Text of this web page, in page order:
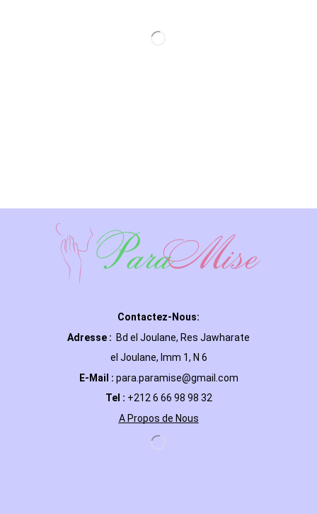
Contactez-Nous:
Adresse : Bd el Joulane, Res Jawharate
el Joulane, Imm 1, N 6
E-Mail : para.paramise@gmail.com
Tel : +212 6 66 98 98 32
A Propos de Nous